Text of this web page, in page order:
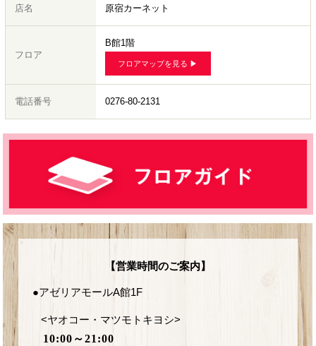
店名 原宿カーネット
フロア
B館1階
フロアマップを見る ▶︎
電話番号 0276-80-2131
【営業時間のご案内】
●アゼリアモールA館1F
<ヤオコー・マツモトキヨシ>
10:00～21:00